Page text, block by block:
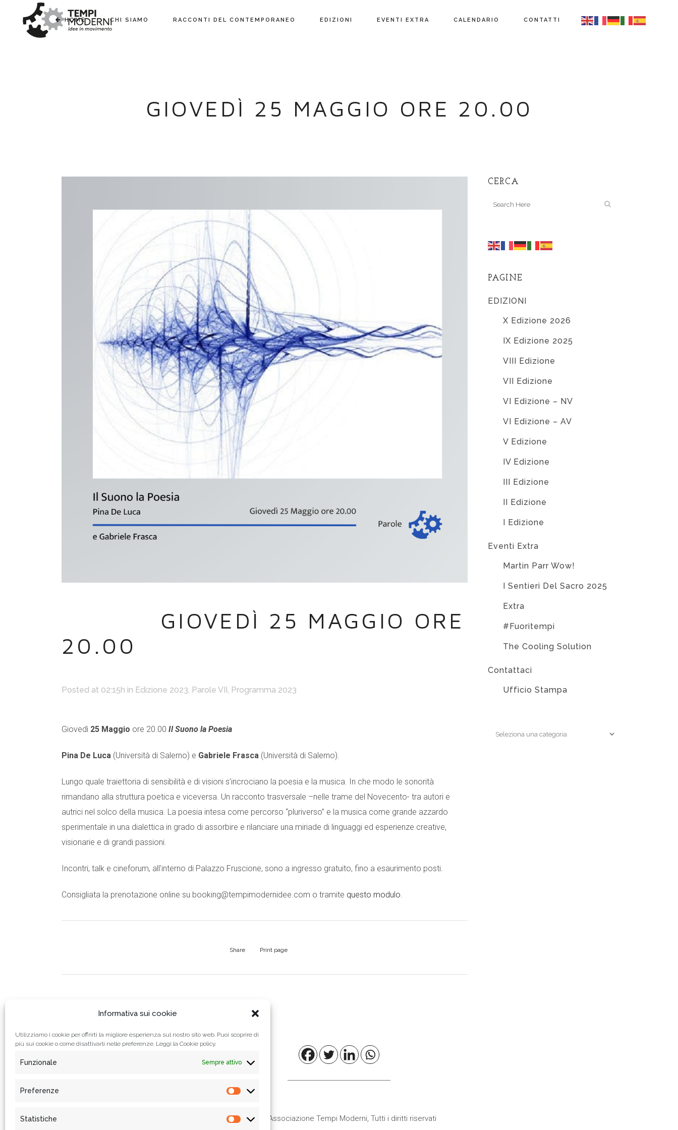
Informativa sui cookie
Utilizziamo i cookie per offrirti la migliore esperienza sul nostro sito web. Puoi scoprire di
più sui cookie o come disattivarli nelle preferenze. Leggi la Cookie policy.
Funzionale Sempre attivo
Preferenze
Preferenze
Statistiche
Statistiche
HOME CHI SIAMO RACCONTI DEL CONTEMPORANEO EDIZIONI EVENTI EXTRA CALENDARIO CONTATTI
GIOVEDÌ 25 MAGGIO ORE 20.00
GIOVEDÌ 25 MAGGIO ORE
20.00
Posted at 02:15h in Edizione 2023, Parole VII, Programma 2023
Giovedì 25 Maggio ore 20.00 Il Suono la Poesia
Pina De Luca (Università di Salerno) e Gabriele Frasca (Università di Salerno).
Lungo quale traiettoria di sensibilità e di visioni s’incrociano la poesia e la musica. In che modo le sonorità
rimandano alla struttura poetica e viceversa. Un racconto trasversale –nelle trame del Novecento- tra autori e
autrici nel solco della musica. La poesia intesa come percorso “pluriverso” e la musica come grande azzardo
sperimentale in una dialettica in grado di assorbire e rilanciare una miriade di linguaggi ed esperienze creative,
visionarie e di grandi passioni.
Incontri, talk e cineforum, all’interno di Palazzo Fruscione, sono a ingresso gratuito, fino a esaurimento posti.
Consigliata la prenotazione online su booking@tempimodernidee.com o tramite questo modulo.
Share Print page
CERCA
PAGINE
EDIZIONI
X Edizione 2026
IX Edizione 2025
VIII Edizione
VII Edizione
VI Edizione – NV
VI Edizione – AV
V Edizione
IV Edizione
III Edizione
II Edizione
I Edizione
Eventi Extra
Martin Parr Wow!
I Sentieri Del Sacro 2025
Extra
#Fuoritempi
The Cooling Solution
Contattaci
Ufficio Stampa
EDIZIONI
© 2021 Associazione Tempi Moderni, Tutti i diritti riservati